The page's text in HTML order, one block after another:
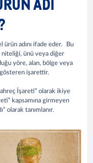
ürün adını ifade eder. Bu
niteliği, ünü veya diğer
yöre, alan, bölge veya
işarettir.
İşareti” olarak ikiye
kapsamına girmeyen
olarak tanımlanır.